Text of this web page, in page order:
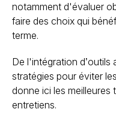
notamment d'évaluer
faire des choix qui
terme.
De l'intégration
stratégies pour éviter
donne ici les
entretiens.